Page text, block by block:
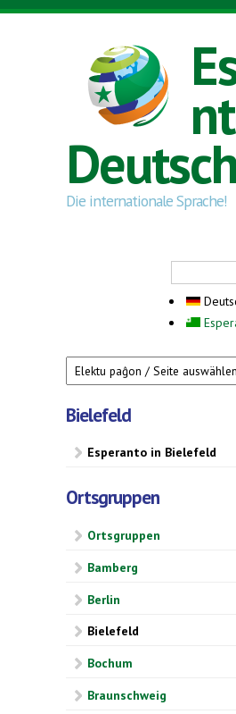
Direkt zum Inhalt
Die internationale Sprache!
Bielefeld
Esperanto in Bielefeld
Ortsgruppen
Ortsgruppen
Bamberg
Berlin
Bielefeld
Bochum
Braunschweig